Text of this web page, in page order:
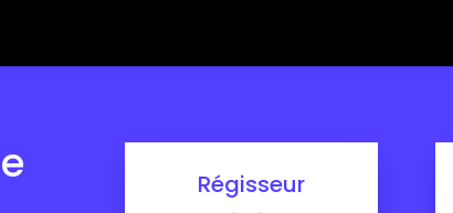
Régisseur